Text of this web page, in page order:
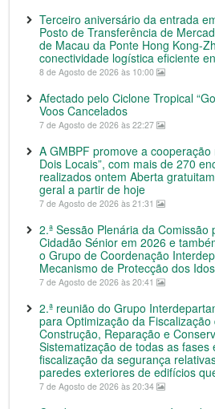
Terceiro aniversário da entrada
Posto de Transferência de
de Macau da Ponte Hong Kong-
conectividade logística eficiente
8 de Agosto de 2026 às 10:00
Afectado pelo Ciclone Tropical
Voos Cancelados
7 de Agosto de 2026 às 22:27
A GMBPF promove a cooperação
Dois Locais”, com mais de 270
realizados ontem Aberta
geral a partir de hoje
7 de Agosto de 2026 às 21:31
2.ª Sessão Plenária da Comissão
Cidadão Sénior em 2026 e
o Grupo de Coordenação
Mecanismo de Protecção dos
7 de Agosto de 2026 às 20:41
2.ª reunião do Grupo
para Optimização da
Construção, Reparação e
Sistematização de todas as fases
fiscalização da segurança
paredes exteriores de edifícios
7 de Agosto de 2026 às 20:34